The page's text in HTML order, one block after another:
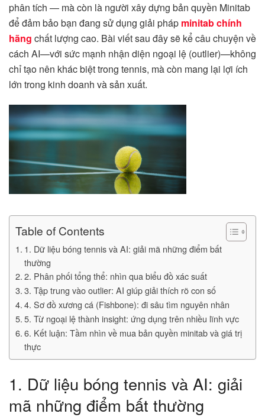
phân tích — mà còn là người xây dựng bản quyền Minitab
để đảm bảo bạn đang sử dụng giải pháp minitab chính
hãng chất lượng cao. Bài viết sau đây sẽ kể câu chuyện về
cách AI—với sức mạnh nhận diện ngoại lệ (outlier)—không
chỉ tạo nên khác biệt trong tennis, mà còn mang lại lợi ích
lớn trong kinh doanh và sản xuất.
Table of Contents
1. Dữ liệu bóng tennis và AI: giải mã những điểm bất
thường
2. Phân phối tổng thể: nhìn qua biểu đồ xác suất
3. Tập trung vào outlier: AI giúp giải thích rõ con số
4. Sơ đồ xương cá (Fishbone): đi sâu tìm nguyên nhân
5. Từ ngoại lệ thành insight: ứng dụng trên nhiều lĩnh vực
6. Kết luận: Tầm nhìn về mua bản quyền minitab và giá trị
thực
1. Dữ liệu bóng tennis và AI: giải
mã những điểm bất thường